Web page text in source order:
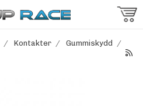
/ Kontakter / Gummiskydd
/